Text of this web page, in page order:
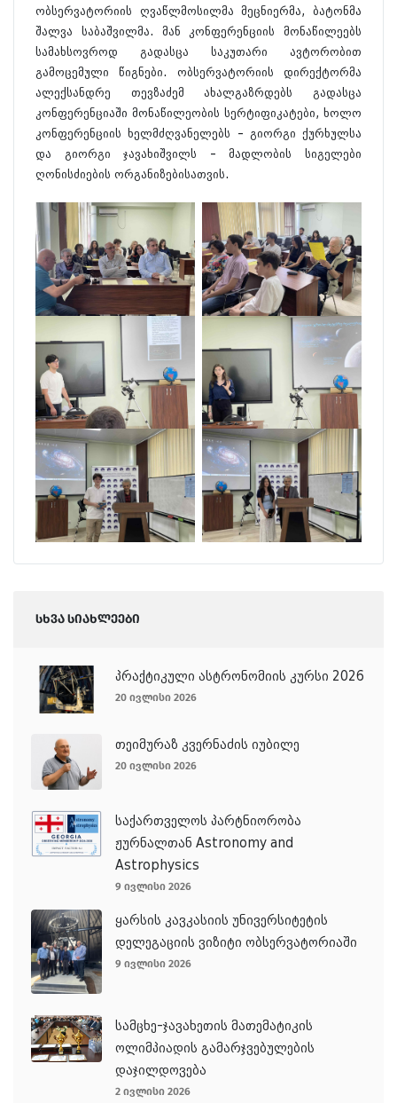
ობსერვატორიის ღვაწლმოსილმა მეცნიერმა, ბატონმა
შალვა საბაშვილმა. მან კონფერენციის მონაწილეებს
სამახსოვროდ გადასცა საკუთარი ავტორობით
გამოცემული წიგნები. ობსერვატორიის დირექტორმა
ალექსანდრე თევზაძემ ახალგაზრდებს გადასცა
კონფერენციაში მონაწილეობის სერტიფიკატები, ხოლო
კონფერენციის ხელმძღვანელებს – გიორგი ქურხულსა
და გიორგი ჯავახიშვილს – მადლობის სიგელები
ღონისძიების ორგანიზებისათვის.
სხვა სიახლეები
პრაქტიკული ასტრონომიის კურსი 2026
20 ივლისი 2026
თეიმურაზ კვერნაძის იუბილე
20 ივლისი 2026
საქართველოს პარტნიორობა
ჟურნალთან Astronomy and
Astrophysics
9 ივლისი 2026
ყარსის კავკასიის უნივერსიტეტის
დელეგაციის ვიზიტი ობსერვატორიაში
9 ივლისი 2026
სამცხე-ჯავახეთის მათემატიკის
ოლიმპიადის გამარჯვებულების
დაჯილდოვება
2 ივლისი 2026